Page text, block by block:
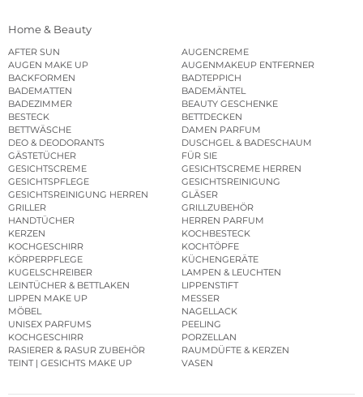
Home & Beauty
AFTER SUN
AUGENCREME
AUGEN MAKE UP
AUGENMAKEUP ENTFERNER
BACKFORMEN
BADTEPPICH
BADEMATTEN
BADEMÄNTEL
BADEZIMMER
BEAUTY GESCHENKE
BESTECK
BETTDECKEN
BETTWÄSCHE
DAMEN PARFUM
DEO & DEODORANTS
DUSCHGEL & BADESCHAUM
GÄSTETÜCHER
FÜR SIE
GESICHTSCREME
GESICHTSCREME HERREN
GESICHTSPFLEGE
GESICHTSREINIGUNG
GESICHTSREINIGUNG HERREN
GLÄSER
GRILLER
GRILLZUBEHÖR
HANDTÜCHER
HERREN PARFUM
KERZEN
KOCHBESTECK
KOCHGESCHIRR
KOCHTÖPFE
KÖRPERPFLEGE
KÜCHENGERÄTE
KUGELSCHREIBER
LAMPEN & LEUCHTEN
LEINTÜCHER & BETTLAKEN
LIPPENSTIFT
LIPPEN MAKE UP
MESSER
MÖBEL
NAGELLACK
UNISEX PARFUMS
PEELING
KOCHGESCHIRR
PORZELLAN
RASIERER & RASUR ZUBEHÖR
RAUMDÜFTE & KERZEN
TEINT | GESICHTS MAKE UP
VASEN